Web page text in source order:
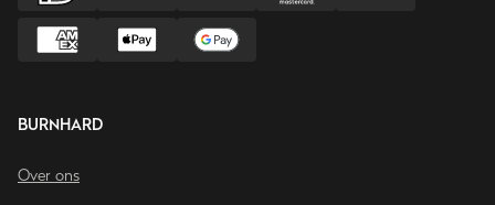
BURNHARD
Over ons